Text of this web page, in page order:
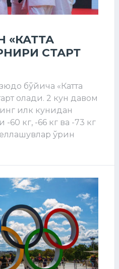
«КАТТА
СТАРТ
бўйича «Катта
олади. 2 кун давом
илк кунидан
-60 кг, -66 кг ва -73 кг
ўрин